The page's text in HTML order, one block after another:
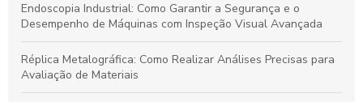
Endoscopia Industrial: Como Garantir a Segurança e o
Desempenho de Máquinas com Inspeção Visual Avançada
Réplica Metalográfica: Como Realizar Análises Precisas para
Avaliação de Materiais